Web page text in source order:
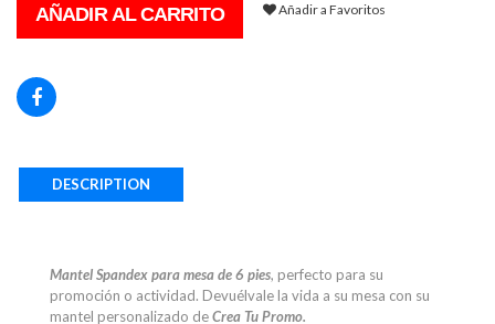
AÑADIR AL CARRITO Añadir a Favoritos
DESCRIPTION
Mantel Spandex para mesa de 6 pies, perfecto para su
promoción o actividad. Devuélvale la vida a su mesa con su
mantel personalizado deCrea Tu Promo.